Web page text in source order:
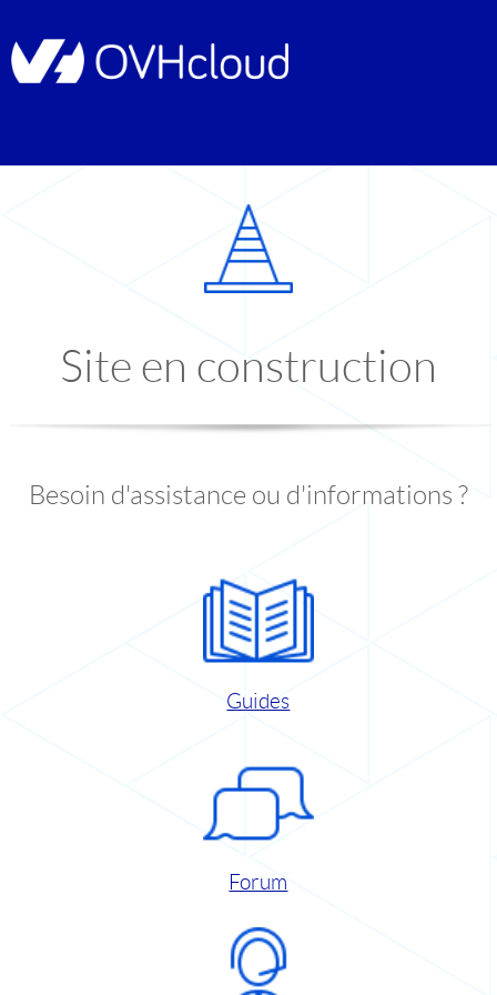
Site en construction
Besoin d'assistance ou d'informations ?
Guides
Forum